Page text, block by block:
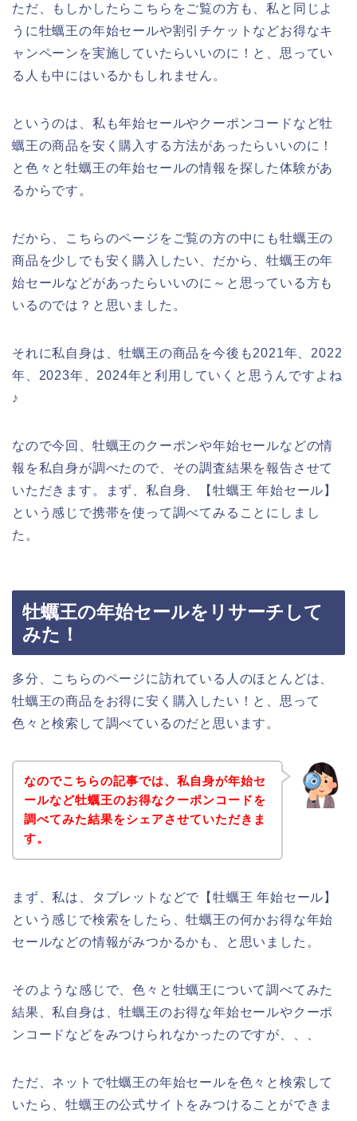
ただ、もしかしたらこちらをご覧の方も、私と同じよ
うに牡蠣王の年始セールや割引チケットなどお得なキ
ャンペーンを実施していたらいいのに！と、思ってい
る人も中にはいるかもしれません。
というのは、私も年始セールやクーポンコードなど牡
蠣王の商品を安く購入する方法があったらいいのに！
と色々と牡蠣王の年始セールの情報を探した体験があ
るからです。
だから、こちらのページをご覧の方の中にも牡蠣王の
商品を少しでも安く購入したい、だから、牡蠣王の年
始セールなどがあったらいいのに～と思っている方も
いるのでは？と思いました。
それに私自身は、牡蠣王の商品を今後も2021年、2022
年、2023年、2024年と利用していくと思うんですよね
♪
なので今回、牡蠣王のクーポンや年始セールなどの情
報を私自身が調べたので、その調査結果を報告させて
いただきます。まず、私自身、【牡蠣王 年始セール】
という感じで携帯を使って調べてみることにしまし
た。
牡蠣王の年始セールをリサーチして
みた！
多分、こちらのページに訪れている人のほとんどは、
牡蠣王の商品をお得に安く購入したい！と、思って
色々と検索して調べているのだと思います。
なのでこちらの記事では、私自身が年始セ
ールなど牡蠣王のお得なクーポンコードを
調べてみた結果をシェアさせていただきま
す。
まず、私は、タブレットなどで【牡蠣王 年始セール】
という感じで検索をしたら、牡蠣王の何かお得な年始
セールなどの情報がみつかるかも、と思いました。
そのような感じで、色々と牡蠣王について調べてみた
結果、私自身は、牡蠣王のお得な年始セールやクーポ
ンコードなどをみつけられなかったのですが、、、
ただ、ネットで牡蠣王の年始セールを色々と検索して
いたら、牡蠣王の公式サイトをみつけることができま